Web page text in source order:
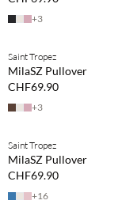
+3
NEUHEITEN
Saint Tropez
MilaSZ Pullover
CHF69.90
+3
NEUHEITEN
Saint Tropez
MilaSZ Pullover
CHF69.90
+16